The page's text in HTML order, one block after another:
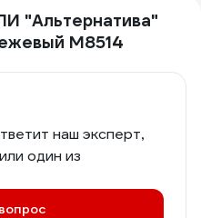
"Альтернатива"
М8514
наш эксперт,
один из